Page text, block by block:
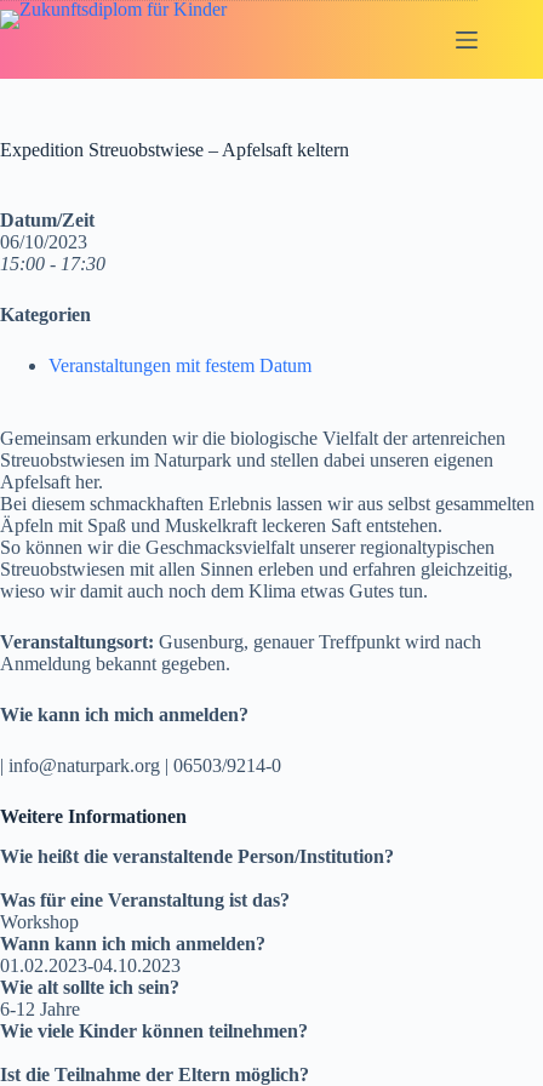
Zum
Inhalt
Expedition Streuobstwiese – Apfelsaft keltern
Datum/Zeit
06/10/2023
15:00 - 17:30
Kategorien
Veranstaltungen mit festem Datum
Gemeinsam erkunden wir die biologische Vielfalt der artenreichen
Streuobstwiesen im Naturpark und stellen dabei unseren eigenen
Apfelsaft her.
Bei diesem schmackhaften Erlebnis lassen wir aus selbst gesammelten
Äpfeln mit Spaß und Muskelkraft leckeren Saft entstehen.
So können wir die Geschmacksvielfalt unserer regionaltypischen
Streuobstwiesen mit allen Sinnen erleben und erfahren gleichzeitig,
wieso wir damit auch noch dem Klima etwas Gutes tun.
Veranstaltungsort: Gusenburg, genauer Treffpunkt wird nach
Anmeldung bekannt gegeben.
Wie kann ich mich anmelden?
| info@naturpark.org | 06503/9214-0
Weitere Informationen
Wie heißt die veranstaltende Person/Institution?
Was für eine Veranstaltung ist das?
Workshop
Wann kann ich mich anmelden?
01.02.2023-04.10.2023
Wie alt sollte ich sein?
6-12 Jahre
Wie viele Kinder können teilnehmen?
Ist die Teilnahme der Eltern möglich?